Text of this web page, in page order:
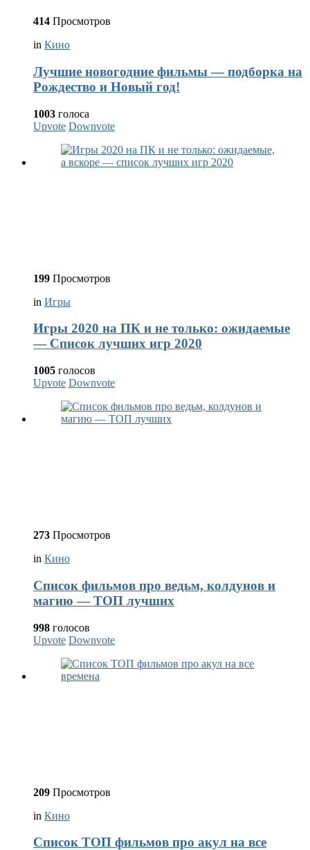
414 Просмотров
in Кино
Лучшие новогодние фильмы — подборка на
Рождество и Новый год!
1003 голоса
Upvote Downvote
199 Просмотров
in Игры
Игры 2020 на ПК и не только: ожидаемые
— Список лучших игр 2020
1005 голосов
Upvote Downvote
273 Просмотров
in Кино
Список фильмов про ведьм, колдунов и
магию — ТОП лучших
998 голосов
Upvote Downvote
209 Просмотров
in Кино
Список ТОП фильмов про акул на все